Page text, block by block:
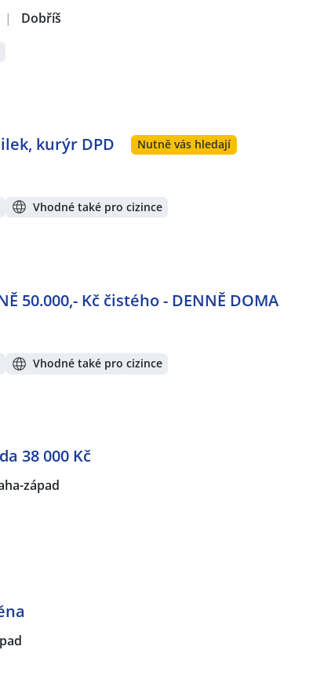
| Dobříš
kurýr DPD Nutně vás hledají
Vhodné také pro cizince
50.000,- Kč čistého - DENNĚ DOMA
Vhodné také pro cizince
38 000 Kč
západ